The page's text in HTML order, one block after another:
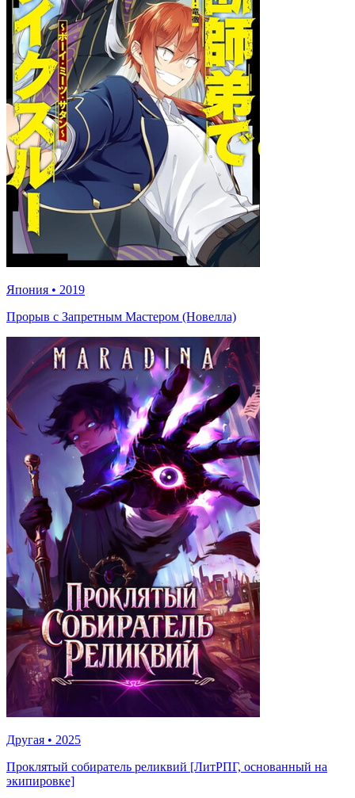
Япония • 2019
Прорыв с Запретным Мастером (Новелла)
Другая • 2025
Проклятый собиратель реликвий [ЛитРПГ, основанный на
экипировке]